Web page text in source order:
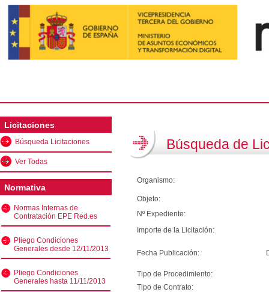
Licitaciones
Búsqueda Licitaciones
Ver Todas
Normativa
Normas Internas de
Contratación EPE Red.es
Pliego Condiciones
Generales desde 12/11/2013
Pliego Condiciones
Generales hasta 11/11/2013
Búsqueda de
Organismo:
Objeto:
Nº Expediente:
Importe de la Licitación:
Fecha Publicación:
Tipo de Procedimiento:
Tipo de Contrato: